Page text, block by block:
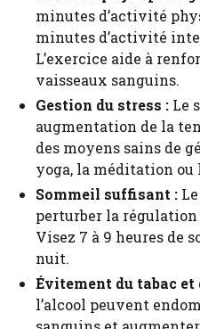
minutes d’activité
minutes d’activité
L’exercice aide à
vaisseaux sanguins.
Gestion du stress : Le
augmentation de la
des moyens sains de
yoga, la méditation
Sommeil suffisant :
perturber la
Visez 7 à 9 heures de
nuit.
Évitement du tabac et
l’alcool peuvent